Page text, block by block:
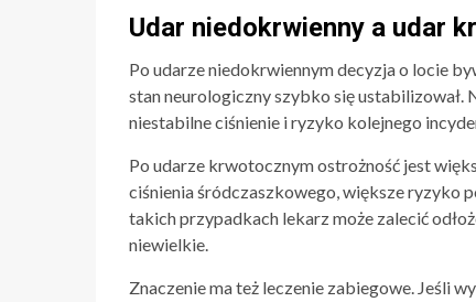
Udar niedokrwienny a udar
Po udarze niedokrwiennym decyzja o locie
stan neurologiczny szybko się ustabilizował.
niestabilne ciśnienie i ryzyko kolejnego
Po udarze krwotocznym ostrożność jest
ciśnienia śródczaszkowego, większe ryzyko
takich przypadkach lekarz może zalecić
niewielkie.
Znaczenie ma też leczenie zabiegowe. Jeśli